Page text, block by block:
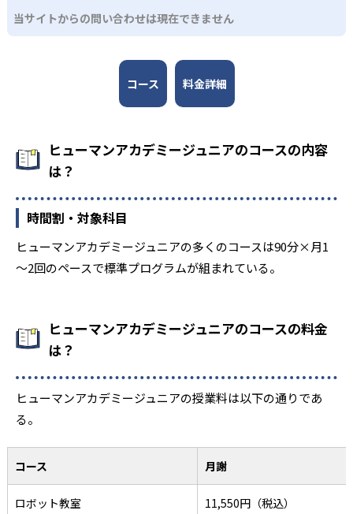
当サイトからの問い合わせは現在できません
コース 料金詳細
ヒューマンアカデミージュニアのコースの内容
は？
時間割・対象科目
ヒューマンアカデミージュニアの多くのコースは90分×月1
～2回のペースで標準プログラムが組まれている。
ヒューマンアカデミージュニアのコースの料金
は？
ヒューマンアカデミージュニアの授業料は以下の通りであ
る。
コース 月謝
ロボット教室 11,550円（税込）